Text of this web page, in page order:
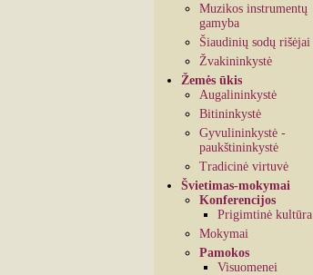
Muzikos instrumentų
gamyba
Šiaudinių sodų rišėjai
Žvakininkystė
Žemės ūkis
Augalininkystė
Bitininkystė
Gyvulininkystė -
paukštininkystė
Tradicinė virtuvė
Švietimas-mokymai
Konferencijos
Prigimtinė kultūra
Mokymai
Pamokos
Visuomenei